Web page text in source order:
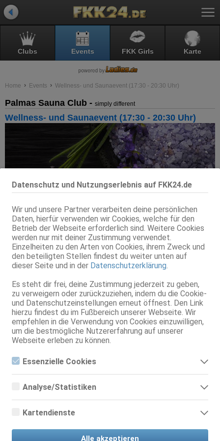
Datenschutz und Nutzungserlebnis auf FKK24.de
Wir und unsere Partner verarbeiten deine persönlichen
Daten, hierfür verwenden wir Cookies, welche für den
Betrieb der Webseite erforderlich sind. Weitere Cookies
werden nur mit deiner Zustimmung verwendet.
Einzelheiten zu den Arten von Cookies, ihrem Zweck und
den beteiligten Stellen findest du weiter unten auf
dieser Seite und in der Datenschutzerklärung.
Es steht dir frei, deine Zustimmung jederzeit zu geben,
zu verweigern oder zurückzuziehen, indem du die Cookie-
und Datenschutzeinstellungen erneut öffnest. Den Link
hierzu findest du im Fußbereich unserer Webseite. Wir
empfehlen in die Verwendung von Cookies einzuwilligen,
um die bestmögliche Nutzererfahrung auf unserer
Webseite erleben zu können.
Essenzielle Cookies
Essenzielle Cookies sind alle notwendigen Cookies, die für den
ermöglicht werden. Die Webseite kann ohne diese Cookies
Analyse/Statistiken
Analyse- bzw. Statistikcookies sind Cookies, die der Analyse
anonymisierten Zugriffsstatistiken dienen. Sie helfen den
Webseiten interagieren, indem Informationen anonym
gesammelt und gemeldet werden.
Kartendienste
Alle akzeptieren
Clubs Events FKK Girls Karte
Home Events Wellness- und Saunaevent (17:30 - 20:30 Uhr)
Palmas Sauna Club - simply different
Wellness- und Saunaevent (17:30 - 20:30 Uhr)
Mittwoch:Jeden Mittwoch und Samstag gibt es in der Zeit
und Gesundheitsanwendungen (Ganzkörperpeeling &
Gesichtsmaske), die selbstverständlich allesamt bereits im
Eintrittspreis enthalten sind.
17:30 Uhr: Holunderbeere / Zwetschge
18:30 Uhr: Zitronengras mit zusätzlichem Peeling
19:30 Uhr: Orange
Eukalyptus